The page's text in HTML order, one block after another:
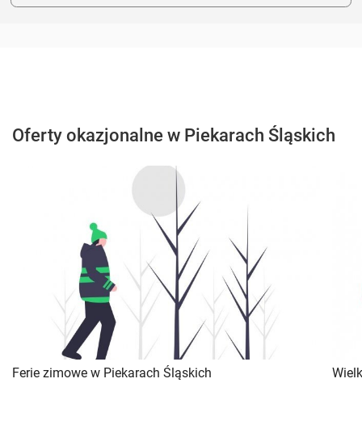
Oferty okazjonalne w Piekarach Śląskich
Ferie zimowe w Piekarach Śląskich